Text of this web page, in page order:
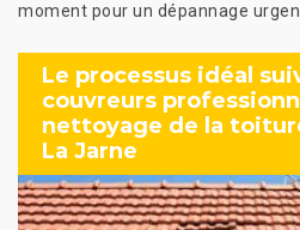
moment pour un dépannage
Le processus idéal
couvreurs
nettoyage de la
La Jarne